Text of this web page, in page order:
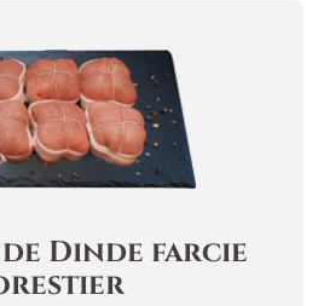
Dinde farcie